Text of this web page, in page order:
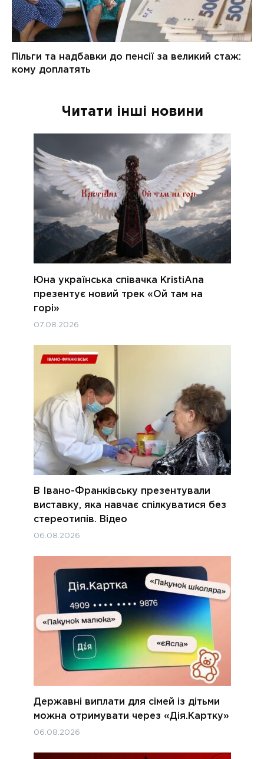
Читати інші новини
Юна українська співачка KristiAna
презентує новий трек «Ой там на
горі»
07.08.2026
В Івано-Франківську презентували
виставку, яка навчає спілкуватися без
стереотипів. Відео
06.08.2026
Державні виплати для сімей із дітьми
можна отримувати через «Дія.Картку»
06.08.2026